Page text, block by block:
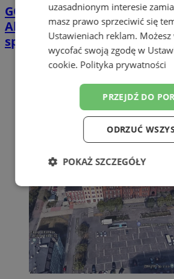
GORĄCY TEMATGórnik
Aktualna sytuacja z karami
spotkaniu z Fenerbache
uzasadnionym interesie
masz prawo sprzeciwić się
Ustawieniach reklam.
wycofać swoją zgodę w
cookie. Polityka prywatności
PRZEJDŹ DO
ODRZUĆ
POKAŻ SZCZEGÓŁY
Niezbędne Wydajność
Funkcjonalność